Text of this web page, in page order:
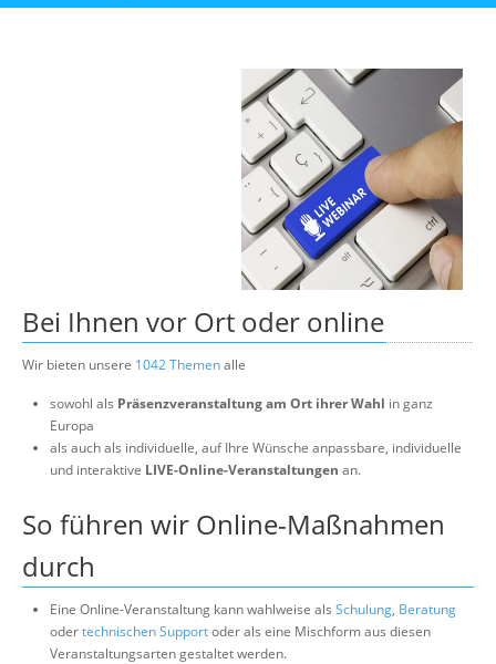
Bei Ihnen vor Ort oder online
Wir bieten unsere 1042 Themenalle
sowohl als Präsenzveranstaltung am Ort ihrer Wahl in ganz
Europa
als auch als individuelle, auf Ihre Wünsche anpassbare, individuelle
und interaktive LIVE-Online-Veranstaltungen an.
So führen wir Online-Maßnahmen
durch
Eine Online-Veranstaltung kann wahlweise als Schulung, Beratung
odertechnischen Supportoder als eine Mischform aus diesen
Veranstaltungsarten gestaltet werden.